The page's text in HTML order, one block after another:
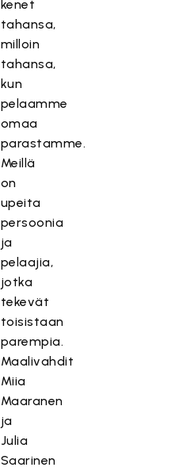
kenet
tahansa,
milloin
tahansa,
kun
pelaamme
omaa
parastamme.
Meillä
on
upeita
persoonia
ja
pelaajia,
jotka
tekevät
toisistaan
parempia.
Maalivahdit
Miia
Maaranen
ja
Julia
Saarinen